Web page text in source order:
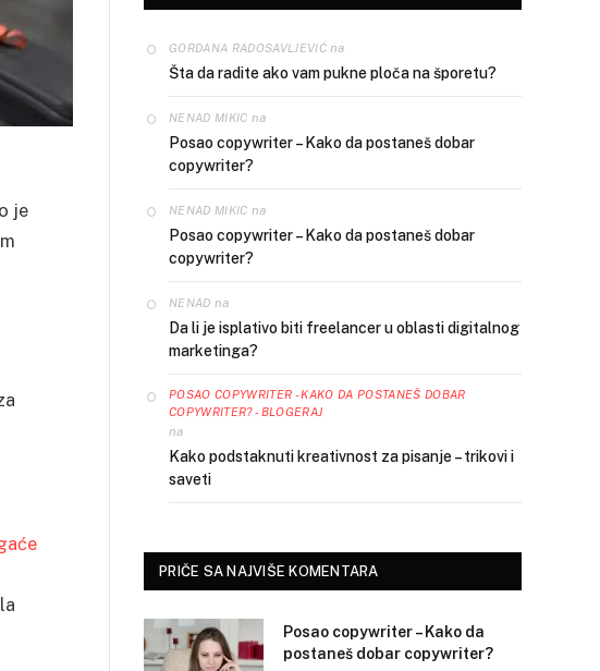
je
GORDANA RADOSAVLJEVIĆna
Šta da radite ako vam pukne ploča na šporetu?
NENAD MIKIC na
Posao copywriter – Kako da postaneš dobar
copywriter?
NENAD MIKIC na
Posao copywriter – Kako da postaneš dobar
copywriter?
NENAD na
Da li je isplativo biti freelancer u oblasti digitalnog
marketinga?
POSAO COPYWRITER - KAKO DA POSTANEŠ DOBAR
COPYWRITER? - BLOGERAJ
na
Kako podstaknuti kreativnost za pisanje – trikovi i
saveti
PRIČE SA NAJVIŠE KOMENTARA
Posao copywriter – Kako da
postaneš dobar copywriter?